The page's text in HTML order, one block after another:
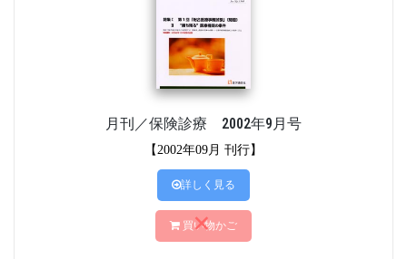
月刊／保険診療 2002年9月号
【2002年09月 刊行】
詳しく見る
買い物かご